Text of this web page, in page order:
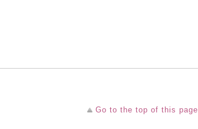
Go to the top of this page